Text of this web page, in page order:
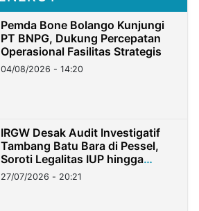
Pemda Bone Bolango Kunjungi
PT BNPG, Dukung Percepatan
Operasional Fasilitas Strategis
04/08/2026 - 14:20
IRGW Desak Audit Investigatif
Tambang Batu Bara di Pessel,
Soroti Legalitas IUP hingga
Stockpile
27/07/2026 - 20:21